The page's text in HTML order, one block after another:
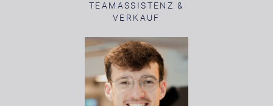
TEAMASSISTENZ &
VERKAUF